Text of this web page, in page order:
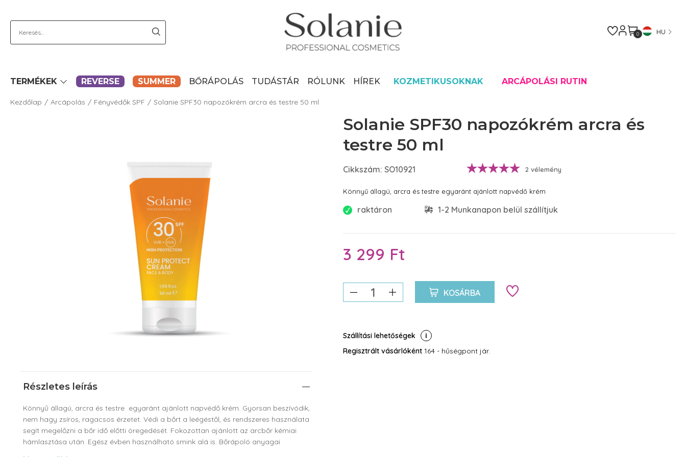
0 HU
TERMÉKEK REVERSE SUMMER BŐRÁPOLÁS TUDÁSTÁR RÓLUNK HÍREK KOZMETIKUSOKNAK ARCÁPOLÁSI RUTIN
Kezdőlap Arcápolás Fényvédők SPF Solanie SPF30 napozókrém arcra és testre 50 ml
Részletes leírás
Könnyű állagú, arcra és testre egyaránt ajánlott napvédő krém. Gyorsan beszívódik,
nem hagy zsíros, ragacsos érzetet. Védi a bőrt a leégéstől, és rendszeres használata
segít megelőzni a bőr idő előtti öregedését. Fokozottan ajánlott az arcbőr kémiai
hámlasztása után. Egész évben használható smink alá is. Bőrápoló anyagai
Solanie SPF30 napozókrém arcra és
testre 50 ml
Cikkszám: SO10921 2 vélemény
Könnyű állagú, arcra és testre egyaránt ajánlott napvédő krém
raktáron 1-2 Munkanapon belül szállítjuk
3 299 Ft
KOSÁRBA
Szállítási lehetőségek
Regisztrált vásárlóként 164 - hűségpont jár.